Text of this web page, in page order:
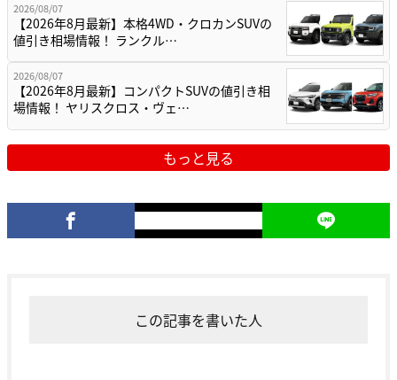
2026/08/07
【2026年8月最新】本格4WD・クロカンSUVの
値引き相場情報！ ランクル…
2026/08/07
【2026年8月最新】コンパクトSUVの値引き相
場情報！ ヤリスクロス・ヴェ…
もっと見る
この記事を書いた人